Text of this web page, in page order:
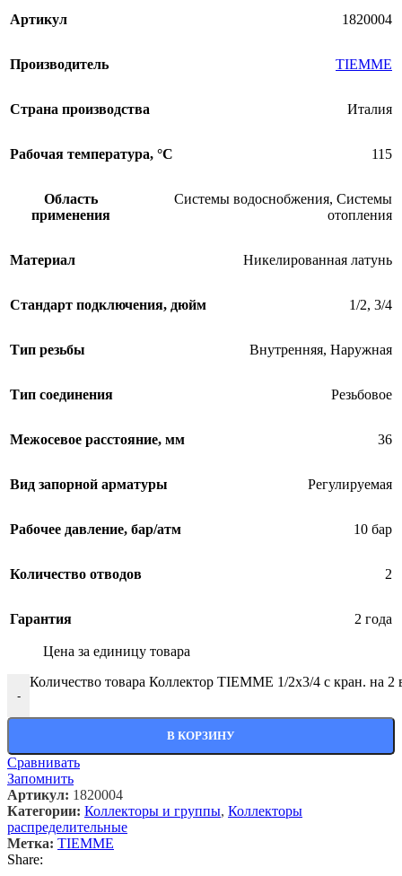
Артикул 1820004
Производитель TIEMME
Страна производства Италия
Рабочая температура, °С 115
Область
применения
Системы водоснобжения, Системы
отопления
Материал Никелированная латунь
Стандарт подключения, дюйм 1/2, 3/4
Тип резьбы Внутренняя, Наружная
Тип соединения Резьбовое
Межосевое расстояние, мм 36
Вид запорной арматуры Регулируемая
Рабочее давление, бар/атм 10 бар
Количество отводов 2
Гарантия 2 года
Цена за единицу товара
-
Количество товара Коллектор TIEMME 1/2х3/4 с кран. на
В КОРЗИНУ
Сравнивать
Запомнить
Артикул: 1820004
Категории: Коллекторы и группы, Коллекторы
распределительные
Метка: TIEMME
Share: